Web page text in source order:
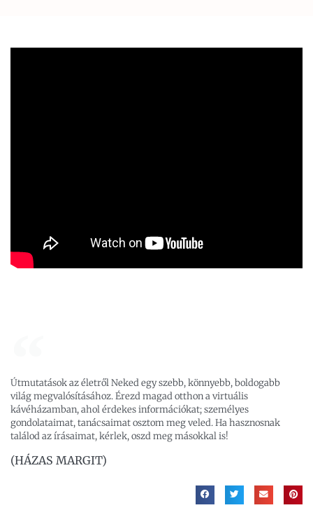
Útmutatások az életről Neked egy szebb, könnyebb, boldogabb
világ megvalósításához. Érezd magad otthon a virtuális
kávéházamban, ahol érdekes információkat; személyes
gondolataimat, tanácsaimat osztom meg veled. Ha hasznosnak
találod az írásaimat, kérlek, oszd meg másokkal is!
(HÁZAS MARGIT)